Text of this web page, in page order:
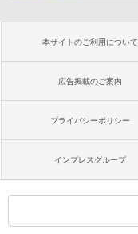
本サイトのご利用について
広告掲載のご案内
プライバシーポリシー
インプレスグループ